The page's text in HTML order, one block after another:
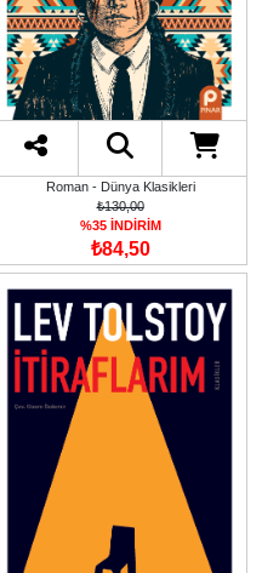
Roman - Dünya Klasikleri
₺130,00
%35 İNDİRİM
₺84,50